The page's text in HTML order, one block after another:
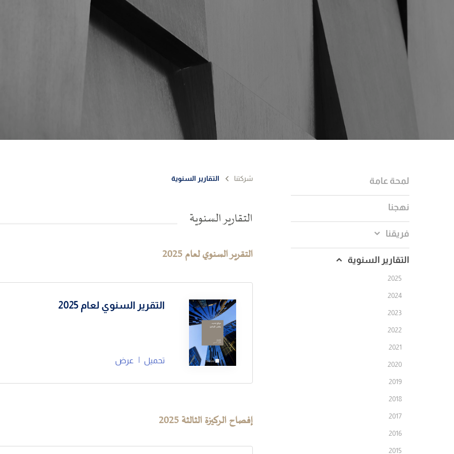
لمحة عامة
نهجنا
فريقنا
التقارير السنوية
2025
2024
2023
2022
2021
2020
2019
2018
2017
2016
2015
شركتنا التقارير السنوية
التقارير السنوية
التقرير السنوي لعام2025
التقرير السنوي لعام 2025
تحميل عرض
إفصاح الركيزة الثالثة2025